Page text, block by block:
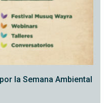
la Semana Ambiental